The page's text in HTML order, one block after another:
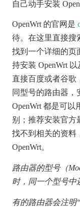
自己动手安装
OpenWrt 的官网是
待。在这里直接搜
找到一个详细的页
持安装 OpenWrt
直接百度或者谷歌
同型号的路由器，
OpenWrt 都是可
别；推荐安装官方
找不到相关的资料
OpenWrt。
路由器的型号（
时，同一个型号中
有的路由器会注明